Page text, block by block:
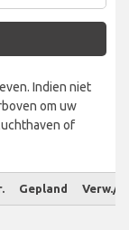
Indien niet
om uw
of
Gepland Verw./